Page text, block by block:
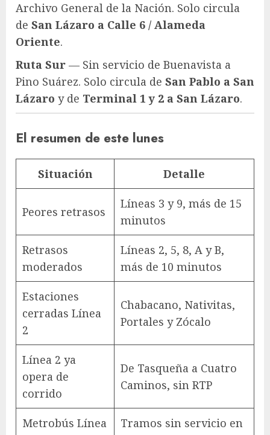
Archivo General de la Nación. Solo circula
de San Lázaro a Calle 6 / Alameda
Oriente.
Ruta Sur — Sin servicio de Buenavista a
Pino Suárez. Solo circula de San Pablo a San
Lázaro y de Terminal 1 y 2 a San Lázaro.
El resumen de este lunes
Situación Detalle
Peores retrasos
Líneas 3 y 9, más de 15
minutos
Retrasos
moderados
Líneas 2, 5, 8, A y B,
más de 10 minutos
Estaciones
cerradas Línea
2
Chabacano, Nativitas,
Portales y Zócalo
Línea 2 ya
opera de
corrido
De Tasqueña a Cuatro
Caminos, sin RTP
Metrobús Línea
Tramos sin servicio en